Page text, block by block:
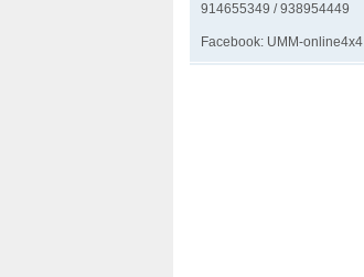
914655349 / 938954449
Facebook: UMM-online4x4